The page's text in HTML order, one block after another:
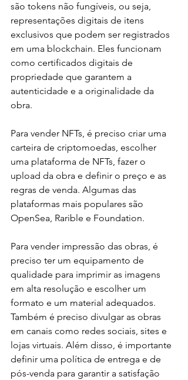
são tokens não fungíveis, ou seja,
representações digitais de itens
exclusivos que podem ser registrados
em uma blockchain. Eles funcionam
como certificados digitais de
propriedade que garantem a
autenticidade e a originalidade da
obra.
Para vender NFTs, é preciso criar uma
carteira de criptomoedas, escolher
uma plataforma de NFTs, fazer o
upload da obra e definir o preço e as
regras de venda. Algumas das
plataformas mais populares são
OpenSea, Rarible e Foundation.
Para vender impressão das obras, é
preciso ter um equipamento de
qualidade para imprimir as imagens
em alta resolução e escolher um
formato e um material adequados.
Também é preciso divulgar as obras
em canais como redes sociais, sites e
lojas virtuais. Além disso, é importante
definir uma política de entrega e de
pós-venda para garantir a satisfação